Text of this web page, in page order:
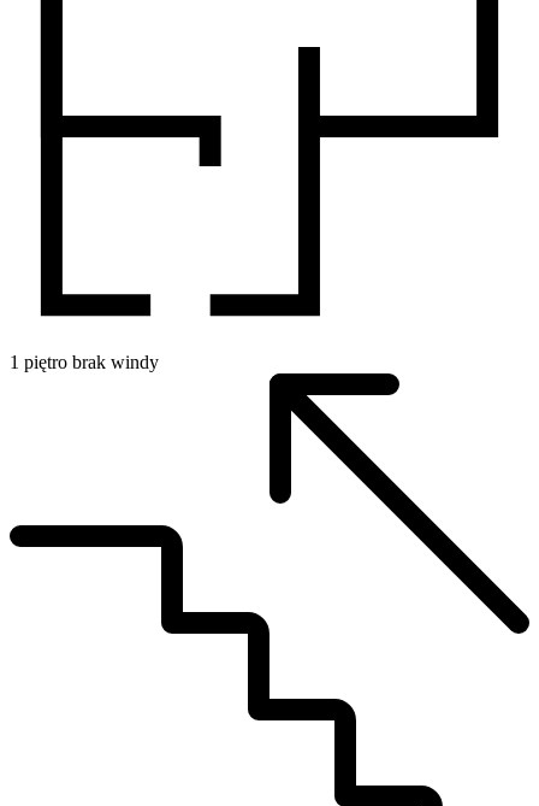
1 piętro brak windy